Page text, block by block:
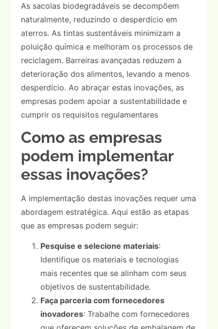
As sacolas biodegradáveis se decompõem
naturalmente, reduzindo o desperdício em
aterros. As tintas sustentáveis minimizam a
poluição química e melhoram os processos de
reciclagem. Barreiras avançadas reduzem a
deterioração dos alimentos, levando a menos
desperdício. Ao abraçar estas inovações, as
empresas podem apoiar a sustentabilidade e
cumprir os requisitos regulamentares
Como as empresas
podem implementar
essas inovações?
A implementação destas inovações requer uma
abordagem estratégica. Aqui estão as etapas
que as empresas podem seguir:
Pesquise e selecione materiais:
Identifique os materiais e tecnologias
mais recentes que se alinham com seus
objetivos de sustentabilidade.
Faça parceria com fornecedores
inovadores: Trabalhe com fornecedores